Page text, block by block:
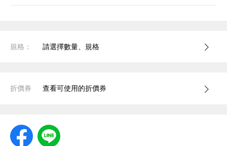
規格： 請選擇數量、規格
折價券 查看可使用的折價券